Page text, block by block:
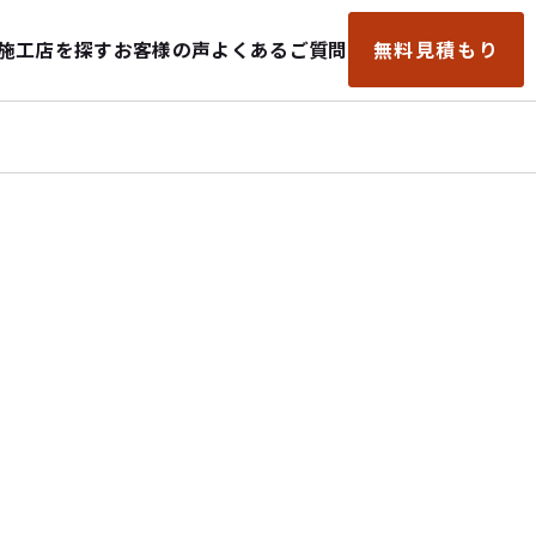
工店を探すお客様の声よくあるご質問 無料見積もり